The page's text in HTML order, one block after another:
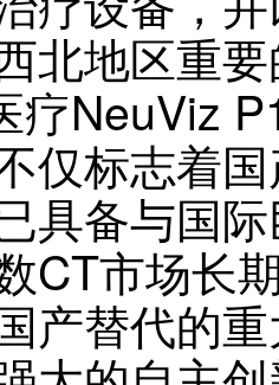
北地区重
疗NeuViz
仅标志着
具备与国
CT市场长
产替代的